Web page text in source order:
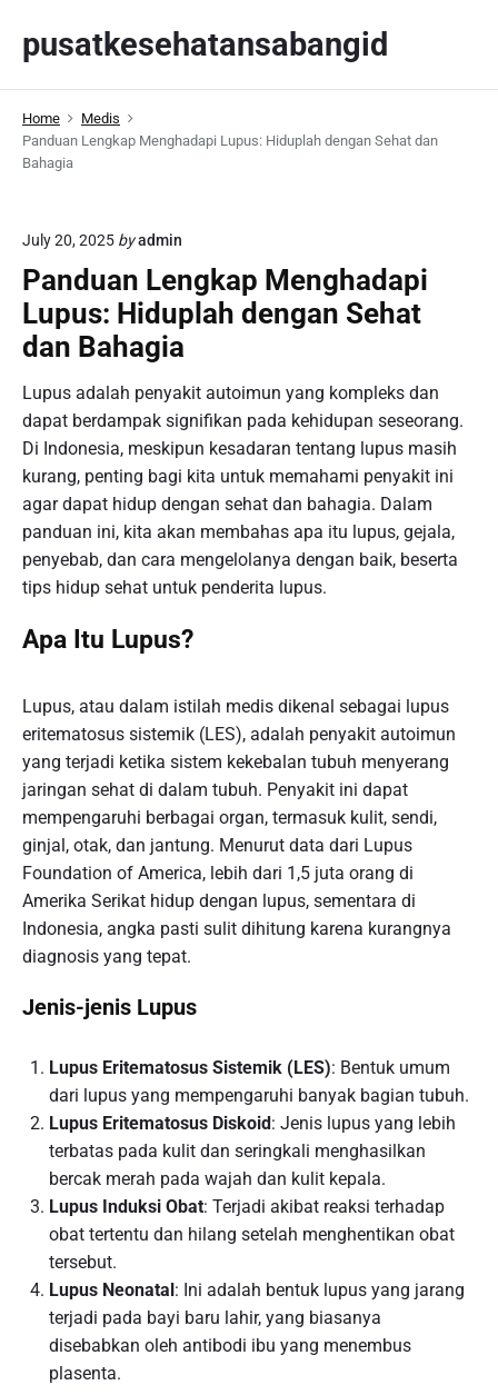
p
pusatkesehatansabangid
Home
Medis
Panduan Lengkap Menghadapi Lupus: Hiduplah dengan Sehat dan
Bahagia
July 20, 2025 byadmin
Panduan Lengkap Menghadapi
Lupus: Hiduplah dengan Sehat
dan Bahagia
Lupus adalah penyakit autoimun yang kompleks dan
dapat berdampak signifikan pada kehidupan seseorang.
Di Indonesia, meskipun kesadaran tentang lupus masih
kurang, penting bagi kita untuk memahami penyakit ini
agar dapat hidup dengan sehat dan bahagia. Dalam
panduan ini, kita akan membahas apa itu lupus, gejala,
penyebab, dan cara mengelolanya dengan baik, beserta
tips hidup sehat untuk penderita lupus.
Apa Itu Lupus?
Lupus, atau dalam istilah medis dikenal sebagai lupus
eritematosus sistemik (LES), adalah penyakit autoimun
yang terjadi ketika sistem kekebalan tubuh menyerang
jaringan sehat di dalam tubuh. Penyakit ini dapat
mempengaruhi berbagai organ, termasuk kulit, sendi,
ginjal, otak, dan jantung. Menurut data dari Lupus
Foundation of America, lebih dari 1,5 juta orang di
Amerika Serikat hidup dengan lupus, sementara di
Indonesia, angka pasti sulit dihitung karena kurangnya
diagnosis yang tepat.
Jenis-jenis Lupus
Lupus Eritematosus Sistemik (LES): Bentuk umum
dari lupus yang mempengaruhi banyak bagian tubuh.
Lupus Eritematosus Diskoid : Jenis lupus yang lebih
terbatas pada kulit dan seringkali menghasilkan
bercak merah pada wajah dan kulit kepala.
Lupus Induksi Obat: Terjadi akibat reaksi terhadap
obat tertentu dan hilang setelah menghentikan obat
tersebut.
Lupus Neonatal : Ini adalah bentuk lupus yang jarang
terjadi pada bayi baru lahir, yang biasanya
disebabkan oleh antibodi ibu yang menembus
plasenta.